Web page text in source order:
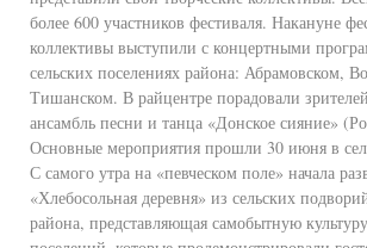
более 600 участников фестиваля. Накануне
коллективы выступили с концертными
сельских поселениях района: Абрамовском,
Тишанском. В райцентре порадовали
ансамбль песни и танца «Донское сияние»
Основные мероприятия прошли 30 июня в
С самого утра на «певческом поле» начала
«Хлебосольная деревня» из сельских
района, представляющая самобытную